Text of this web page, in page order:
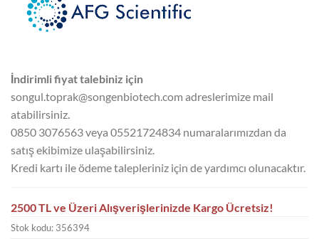
İndirimli fiyat talebiniz için
songul.toprak@songenbiotech.com adreslerimize mail
atabilirsiniz.
0850 3076563 veya 05521724834 numaralarımızdan da
satış ekibimize ulaşabilirsiniz.
Kredi kartı ile ödeme talepleriniz için de yardımcı olunacaktır.
2500 TL ve Üzeri Alışverişlerinizde Kargo Ücretsiz!
Stok kodu: 356394